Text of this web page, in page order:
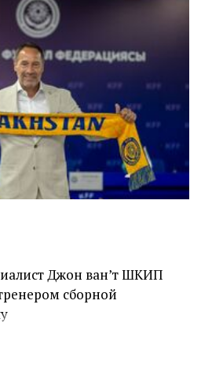
Джон ван’т ШКИП
сборной